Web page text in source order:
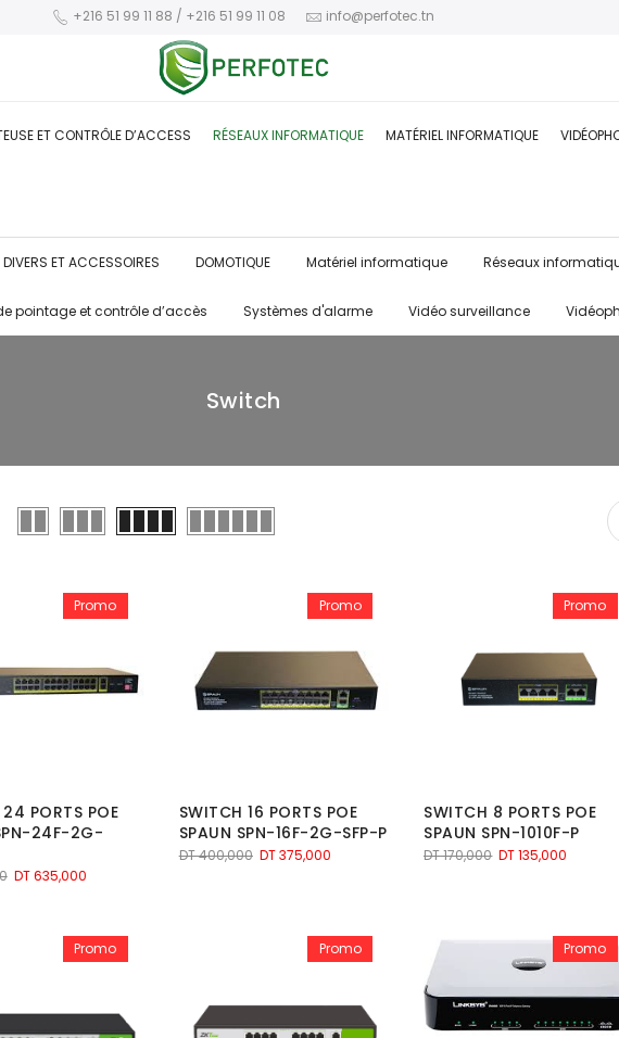
+216 51 99 11 88 / +216 51 99 11 08 info@perfotec.tn
ET CONTRÔLE D’ACCESS RÉSEAUX INFORMATIQUE MATÉRIEL INFORMATIQUE
DIVERS ET ACCESSOIRES DOMOTIQUE Matériel informatique Réseaux
pointage et contrôle d’accès Systèmes d'alarme Vidéo surveillance
Switch
Promo
PORTS POE
24F-2G-
Le
DT 700,000.
DT635,000Le
est :
DT 635,000.
Promo
SWITCH 16 PORTS POE
SPAUN SPN-16F-2G-SFP-P
DT400,000 Le
DT 400,000.
DT375,000Le
DT 375,000.
Promo
SWITCH 8 PORTS POE
SPAUN SPN-1010F-P
DT170,000 Le
DT 170,000.
DT135,000
DT
Promo Promo Promo